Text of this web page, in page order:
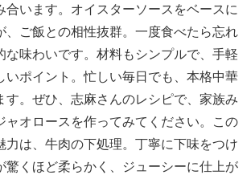
合います。オイスターソースをベースに
、ご飯との相性抜群。一度食べたら忘れ
な味わいです。材料もシンプルで、手軽
いポイント。忙しい毎日でも、本格中華
す。ぜひ、志麻さんのレシピで、家族み
ャオロースを作ってみてください。この
力は、牛肉の下処理。丁寧に下味をつけ
驚くほど柔らかく、ジューシーに仕上が